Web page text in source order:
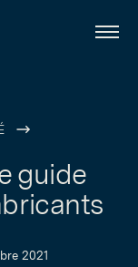
Menu
guide
2021